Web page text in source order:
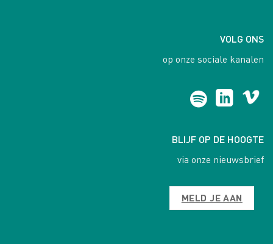
VOLG ONS
op onze sociale kanalen
BLIJF OP DE HOOGTE
via onze nieuwsbrief
MELD JE AAN